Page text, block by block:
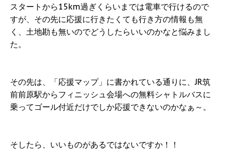
スタートから15km過ぎくらいまでは電車で行けるので
すが、その先に応援に行きたくても行き方の情報も無
く、土地勘も無いのでどうしたらいいのかなと悩みまし
た。
その先は、「応援マップ」に書かれている通りに、JR筑
前前原駅からフィニッシュ会場への無料シャトルバスに
乗ってゴール付近だけでしか応援できないのかなぁ～。
そしたら、いいものがあるではないですか！！